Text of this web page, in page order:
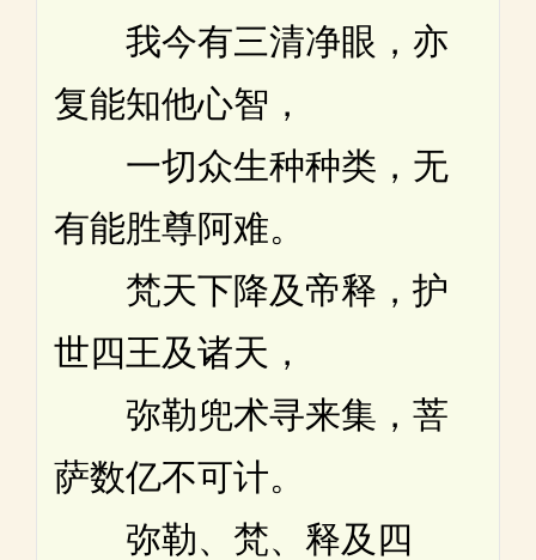
我今有三清净眼，亦
复能知他心智，
一切众生种种类，无
有能胜尊阿难。
梵天下降及帝释，护
世四王及诸天，
弥勒兜术寻来集，菩
萨数亿不可计。
弥勒、梵、释及四